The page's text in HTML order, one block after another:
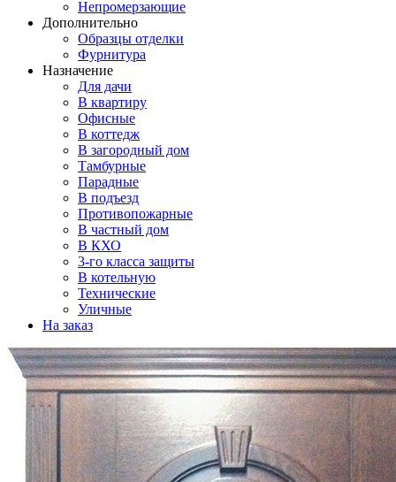
Непромерзающие
Дополнительно
Образцы отделки
Фурнитура
Назначение
Для дачи
В квартиру
Офисные
В коттедж
В загородный дом
Тамбурные
Парадные
В подъезд
Противопожарные
В частный дом
В КХО
3-го класса защиты
В котельную
Технические
Уличные
На заказ